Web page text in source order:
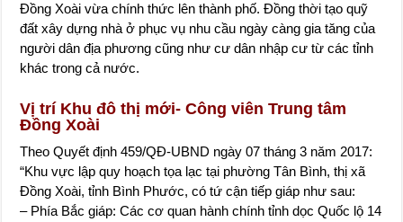
Đồng Xoài vừa chính thức lên thành phố. Đồng thời tạo quỹ
đất xây dựng nhà ở phục vụ nhu cầu ngày càng gia tăng của
người dân địa phương cũng như cư dân nhập cư từ các tỉnh
khác trong cả nước.
Vị trí Khu đô thị mới- Công viên Trung tâm
Đồng Xoài
Theo Quyết định 459/QĐ-UBND ngày 07 tháng 3 năm 2017:
“Khu vực lập quy hoạch tọa lạc tại phường Tân Bình, thị xã
Đồng Xoài, tỉnh Bình Phước, có tứ cận tiếp giáp như sau:
– Phía Bắc giáp: Các cơ quan hành chính tỉnh dọc Quốc lộ 14